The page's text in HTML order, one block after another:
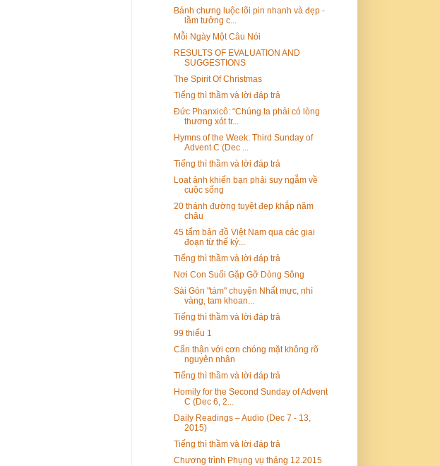
Bánh chưng luộc lõi pin nhanh và đẹp -
lầm tưởng c...
Mỗi Ngày Một Câu Nói
RESULTS OF EVALUATION AND
SUGGESTIONS
The Spirit Of Christmas
Tiếng thì thầm và lời đáp trả
Đức Phanxicô: “Chúng ta phải có lòng
thương xót tr...
Hymns of the Week: Third Sunday of
Advent C (Dec ...
Tiếng thì thầm và lời đáp trả
Loạt ảnh khiến bạn phải suy ngẫm về
cuộc sống
20 thánh đường tuyệt đẹp khắp năm
châu
45 tấm bản đồ Việt Nam qua các giai
đoạn từ thế kỷ...
Tiếng thì thầm và lời đáp trả
Nơi Con Suối Gặp Gỡ Dòng Sông
Sài Gòn "tám" chuyện Nhất mực, nhì
vàng, tam khoan...
Tiếng thì thầm và lời đáp trả
99 thiếu 1
Cẩn thận với cơn chóng mặt không rõ
nguyên nhân
Tiếng thì thầm và lời đáp trả
Homily for the Second Sunday of Advent
C (Dec 6, 2...
Daily Readings – Audio (Dec 7 - 13,
2015)
Tiếng thì thầm và lời đáp trả
Chương trình Phụng vụ tháng 12.2015